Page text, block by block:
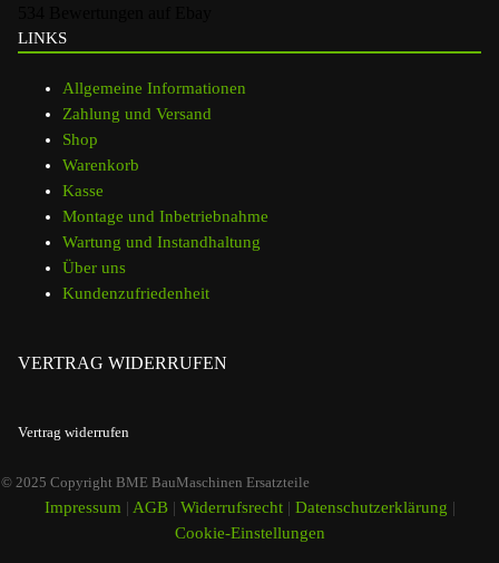
LINKS
Allgemeine Informationen
Zahlung und Versand
Shop
Warenkorb
Kasse
Montage und Inbetriebnahme
Wartung und Instandhaltung
Über uns
Kundenzufriedenheit
VERTRAG WIDERRUFEN
Vertrag widerrufen
© 2025 Copyright BME BauMaschinen Ersatzteile
Impressum | AGB| Widerrufsrecht| Datenschutzerklärung |
Cookie-Einstellungen